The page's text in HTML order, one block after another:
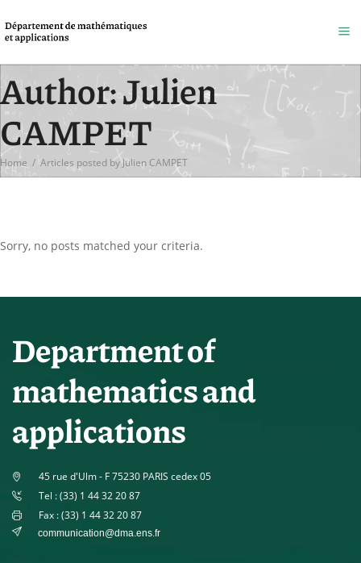
Author: Julien
CAMPET
Home / Articles posted by Julien CAMPET
Sorry, no posts matched your criteria.
Department of
mathematics and
applications
45 rue d'Ulm - F 75230 PARIS cedex 05
Tel : (33) 1 44 32 20 87
Fax : (33) 1 44 32 20 87
communication@dma.ens.fr